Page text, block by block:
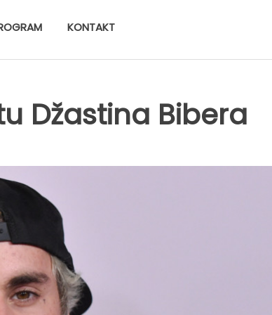
KONTAKT
Džastina Bibera